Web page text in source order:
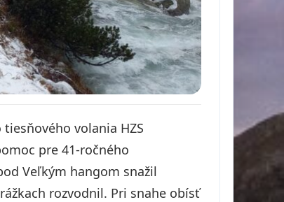
volania HZS
pre 41-ročného
Veľkým hangom snažil
rozvodnil. Pri snahe obísť